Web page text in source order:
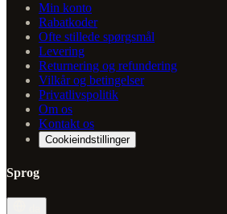
Min konto
Rabatkoder
Ofte stillede spørgsmål
Levering
Returnering og refundering
Vilkår og betingelser
Privatlivspolitik
Om os
Kontakt os
Cookieindstillinger
Sprog